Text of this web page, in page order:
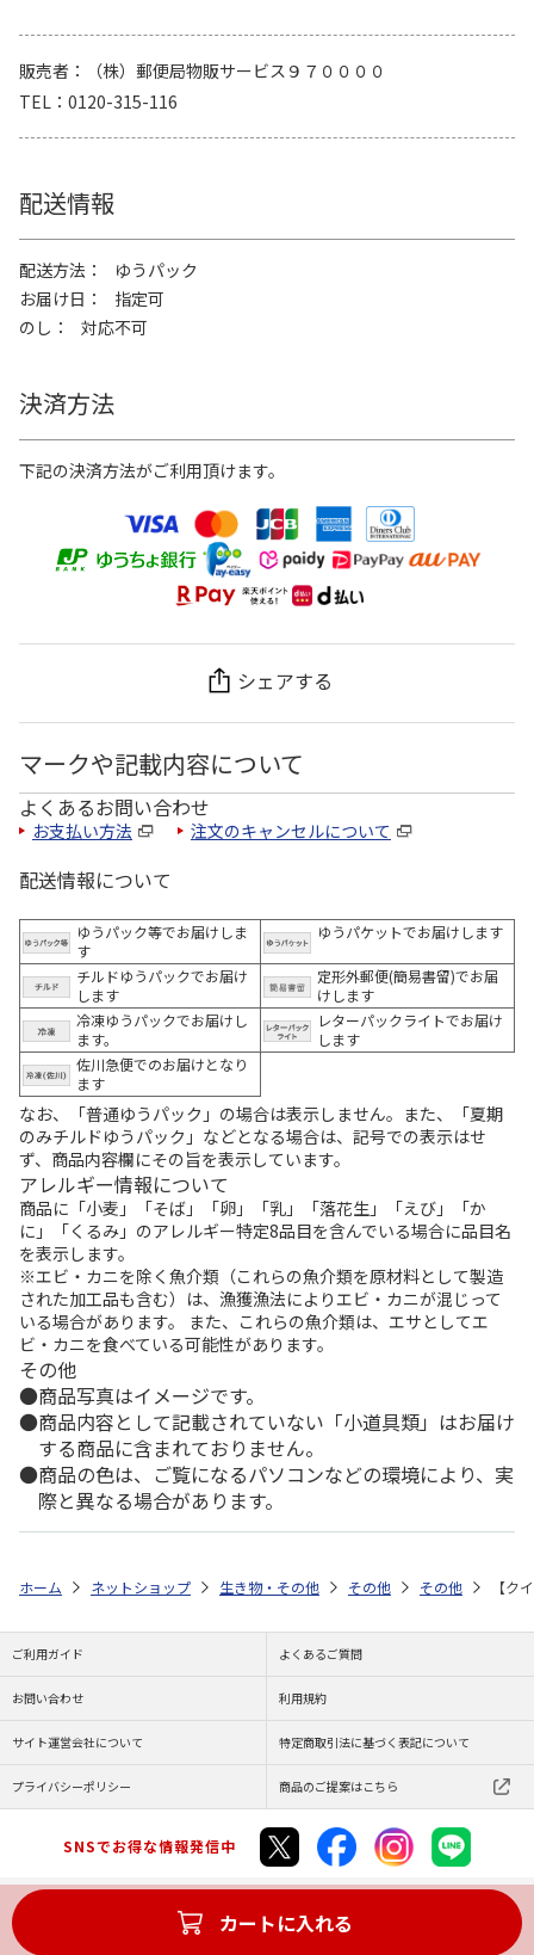
販売者
（株）郵便局物販サービス９７００００
TEL
0120-315-116
配送情報
配送方法
ゆうパック
お届け日
指定可
のし
対応不可
決済方法
下記の決済方法がご利用頂けます。
シェアする
マークや記載内容について
よくあるお問い合わせ
お支払い方法 注文のキャンセルについて
配送情報について
ゆうパック等でお届けしま
す
ゆうパケットでお届けします
チルドゆうパックでお届け
します
定形外郵便(簡易書留)でお届
けします
冷凍ゆうパックでお届けし
ます。
レターパックライトでお届け
します
佐川急便でのお届けとなり
ます
なお、「普通ゆうパック」の場合は表示しません。また、「夏期
のみチルドゆうパック」などとなる場合は、記号での表示はせ
ず、商品内容欄にその旨を表示しています。
アレルギー情報について
商品に「小麦」「そば」「卵」「乳」「落花生」「えび」「か
に」「くるみ」のアレルギー特定8品目を含んでいる場合に品目名
を表示します。
※エビ・カニを除く魚介類（これらの魚介類を原材料として製造
された加工品も含む）は、漁獲漁法によりエビ・カニが混じって
いる場合があります。 また、これらの魚介類は、エサとしてエ
ビ・カニを食べている可能性があります。
その他
商品写真はイメージです。
商品内容として記載されていない「小道具類」はお届け
する商品に含まれておりません。
商品の色は、ご覧になるパソコンなどの環境により、実
際と異なる場合があります。
カートに入れる
ホーム ネットショップ 生き物・その他 その他 その他 【ク
ご利用ガイド よくあるご質問
お問い合わせ 利用規約
サイト運営会社について 特定商取引法に基づく表記について
プライバシーポリシー 商品のご提案はこちら
SNSでお得な情報発信中